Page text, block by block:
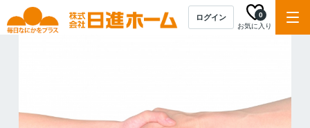
ログイン
お気に入り
0